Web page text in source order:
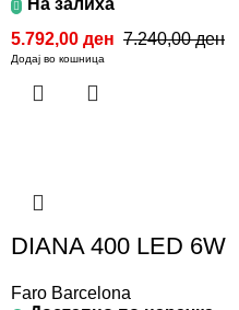
На залиха
7.240,00ден
5.792,00 ден
Додај во кошница
DIANA 400 LED 6W
Faro Barcelona